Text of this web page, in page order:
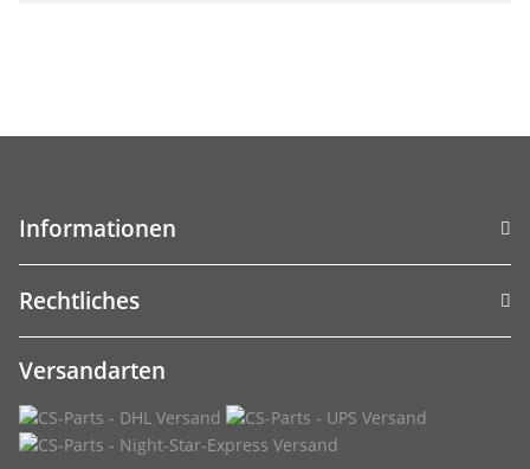
Informationen
Rechtliches
Versandarten